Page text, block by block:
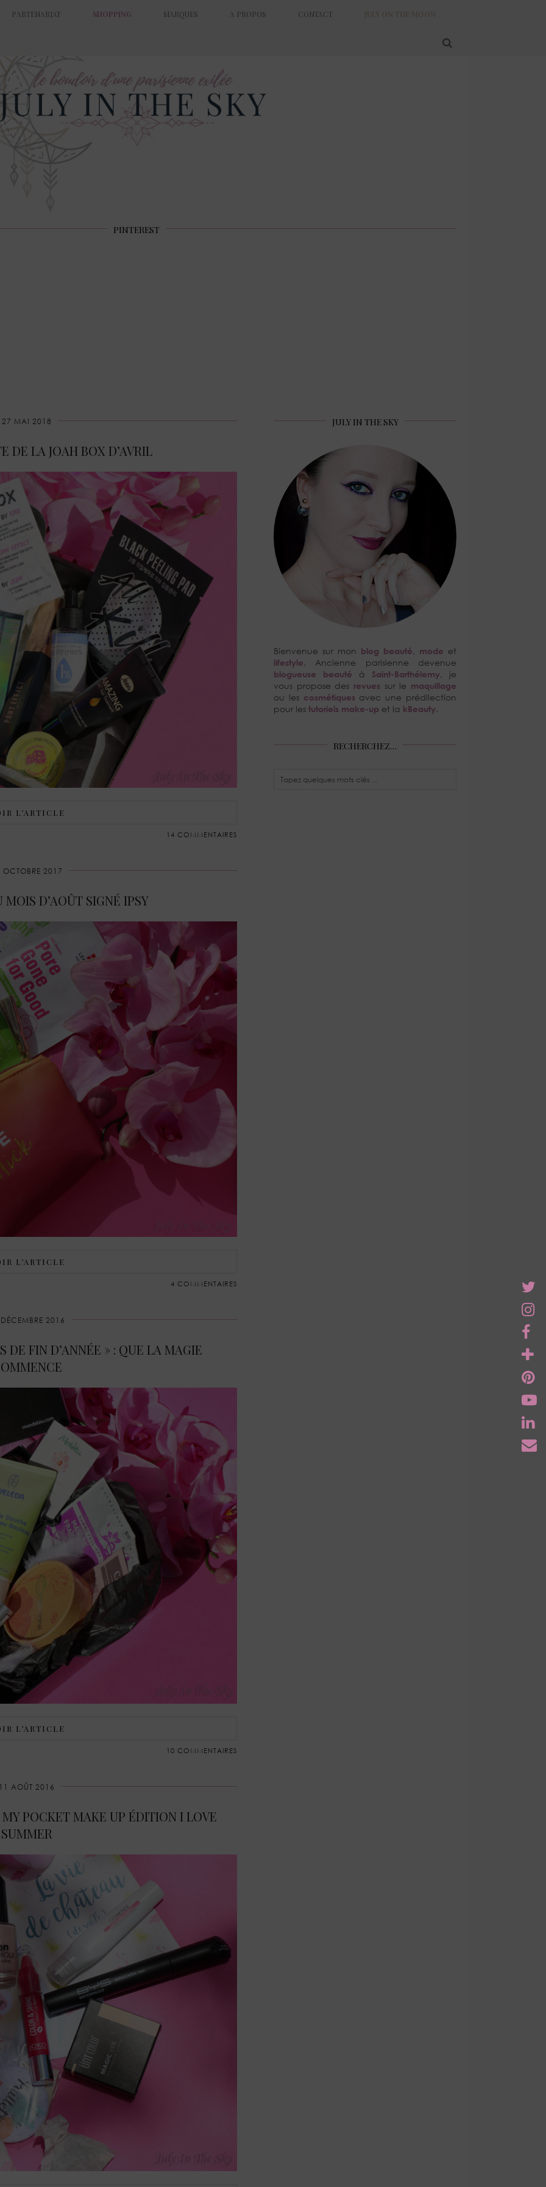
PARTENARIAT SHOPPING MARQUES A PROPOS CONTACT
PINTEREST
27 MAI 2018
DE LA JOAH BOX D’AVRIL
L’ARTICLE
14 COMMENTAIRES
OCTOBRE 2017
D’AOÛT SIGNÉ IPSY
L’ARTICLE
4 COMMENTAIRES
2016
DE FIN D’ANNÉE » : QUE LA MAGIE
L’ARTICLE
10 COMMENTAIRES
AOÛT 2016
POCKET MAKE UP ÉDITION I LOVE
SUMMER
JULY IN THE SKY
Bienvenue sur mon blog beauté, mode et
lifestyle. Ancienne parisienne devenue
blogueuse beauté à Saint-Barthélemy, je
vous propose des revues sur le maquillage
ou les cosmétiques avec une prédilection
pour les tutoriels make-up et la kBeauty.
RECHERCHEZ…